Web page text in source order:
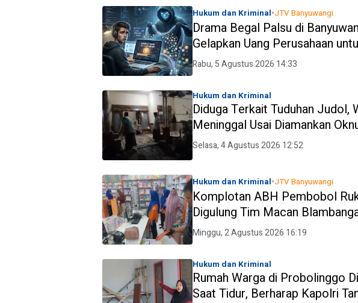
Hukum dan Kriminal•JTV Banyuwangi
Drama Begal Palsu di
Gelapkan Uang Perusahaan
Rabu, 5 Agustus 2026 14:33
Hukum dan Kriminal
Diduga Terkait Tuduhan Judol,
Meninggal Usai Diamankan
Selasa, 4 Agustus 2026 12:52
Hukum dan Kriminal•JTV Banyuwangi
Komplotan ABH Pembobol
Digulung Tim Macan
Minggu, 2 Agustus 2026 16:19
Hukum dan Kriminal
Rumah Warga di Probolinggo
Saat Tidur, Berharap Kapolri